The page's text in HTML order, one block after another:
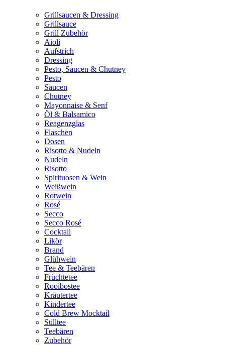
Grillsaucen & Dressing
Grillsauce
Grill Zubehör
Aioli
Aufstrich
Dressing
Pesto, Saucen & Chutney
Pesto
Saucen
Chutney
Mayonnaise & Senf
Öl & Balsamico
Reagenzglas
Flaschen
Dosen
Risotto & Nudeln
Nudeln
Risotto
Spirituosen & Wein
Weißwein
Rotwein
Rosé
Secco
Secco Rosé
Cocktail
Likör
Brand
Glühwein
Tee & Teebären
Früchtetee
Rooibostee
Kräutertee
Kindertee
Cold Brew Mocktail
Stilltee
Teebären
Zubehör